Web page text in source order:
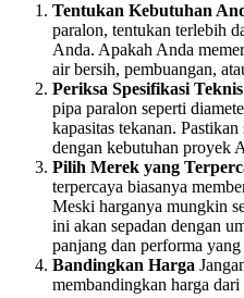
Tentukan Kebutuhan
paralon, tentukan terlebih
Anda. Apakah Anda
air bersih, pembuangan,
Periksa Spesifikasi Teknis
pipa paralon seperti
kapasitas tekanan.
dengan kebutuhan proyek
Pilih Merek yang
terpercaya biasanya
Meski harganya mungkin
ini akan sepadan dengan
panjang dan performa
Bandingkan Harga
membandingkan harga